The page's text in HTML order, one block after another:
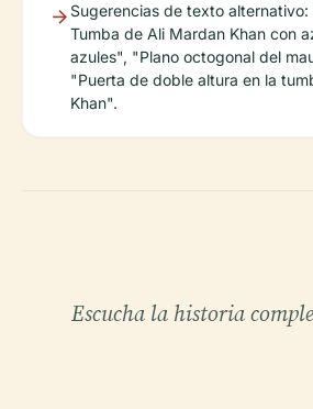
Sugerencias de texto
Tumba de Ali Mardan Khan con
azules", "Plano octogonal del
"Puerta de doble altura en la
Khan".
Escucha la historia